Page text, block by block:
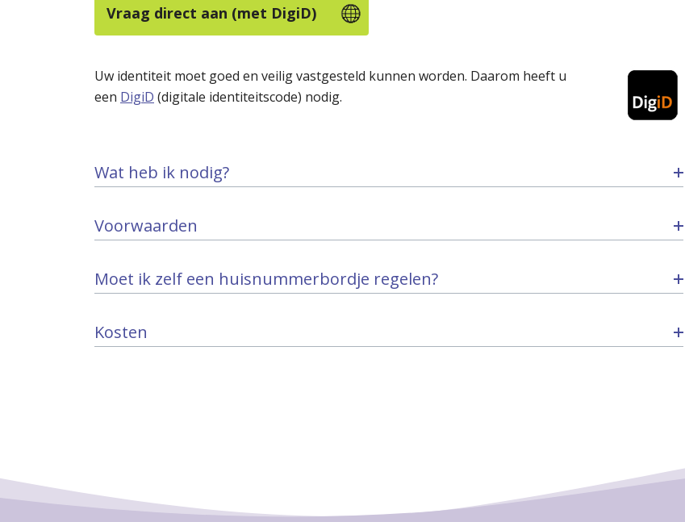
Vraag direct aan (met DigiD)
Uw identiteit moet goed en veilig vastgesteld kunnen worden. Daarom heeft u
een DigiD (digitale identiteitscode) nodig.
Wat heb ik nodig?
Voorwaarden
Moet ik zelf een huisnummerbordje regelen?
Kosten